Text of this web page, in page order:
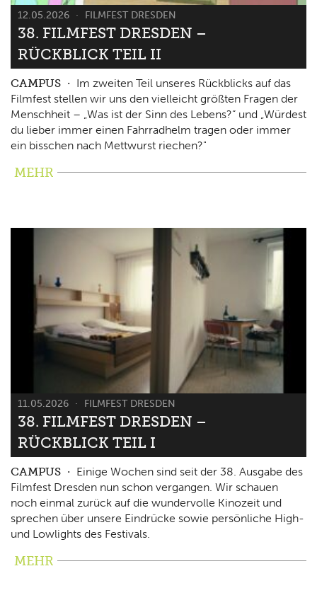
12.05.2026 FILMFEST DRESDEN
38. FILMFEST DRESDEN –
RÜCKBLICK TEIL II
CAMPUS
Im zweiten Teil unseres Rückblicks auf das
Filmfest stellen wir uns den vielleicht größten Fragen der
Menschheit – „Was ist der Sinn des Lebens?“ und „Würdest
du lieber immer einen Fahrradhelm tragen oder immer
ein bisschen nach Mettwurst riechen?"
MEHR
11.05.2026 FILMFEST DRESDEN
38. FILMFEST DRESDEN –
RÜCKBLICK TEIL I
CAMPUS
Einige Wochen sind seit der 38. Ausgabe des
Filmfest Dresden nun schon vergangen. Wir schauen
noch einmal zurück auf die wundervolle Kinozeit und
sprechen über unsere Eindrücke sowie persönliche High-
und Lowlights des Festivals.
MEHR